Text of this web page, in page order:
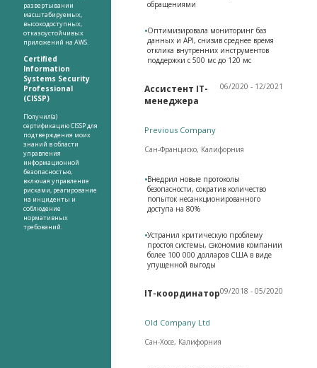
развертывании
масштабируемых,
высокодоступных,
отказоустойчивых
приложений на AWS.
Certified
Information
Systems Security
Professional
(CISSP)
Получил(а)
сертификацию CISSP для
подтверждения моих
знаний в области
управления
информационной
безопасностью,
включая управление
рисками, реагирование
на инциденты и
соблюдение
нормативных
требований.
обращениями
•Оптимизировала мониторинг баз
данных и API, снизив среднее время
отклика внутренних инструментов
поддержки с 500 мс до 120 мс
Ассистент IT-
менеджера
06/2020 - 12/2021
Previous Company
Сан-Франциско, Калифорния
•Внедрил новые протоколы
безопасности, сократив количество
попыток несанкционированного
доступа на 80%
•Устранил критическую проблему
простоя системы, сэкономив компании
более 100 000 долларов США в виде
упущенной выгоды
IT-координатор09/2018 - 05/2020
Old Company Ltd
Сан-Хосе, Калифорния